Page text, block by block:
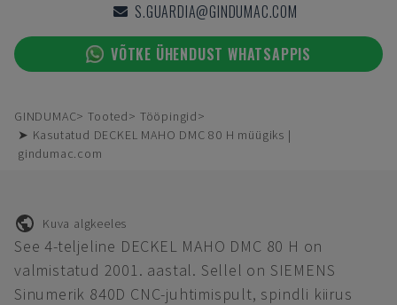
S.GUARDIA@GINDUMAC.COM
VÕTKE ÜHENDUST WHATSAPPIS
GINDUMAC Tooted
Tööpingid
➤ Kasutatud DECKEL MAHO DMC 80 H müügiks |
gindumac.com
Kuva algkeeles
See 4-teljeline DECKEL MAHO DMC 80 H on
valmistatud 2001. aastal. Sellel on SIEMENS
Sinumerik 840D CNC-juhtimispult, spindli kiirus